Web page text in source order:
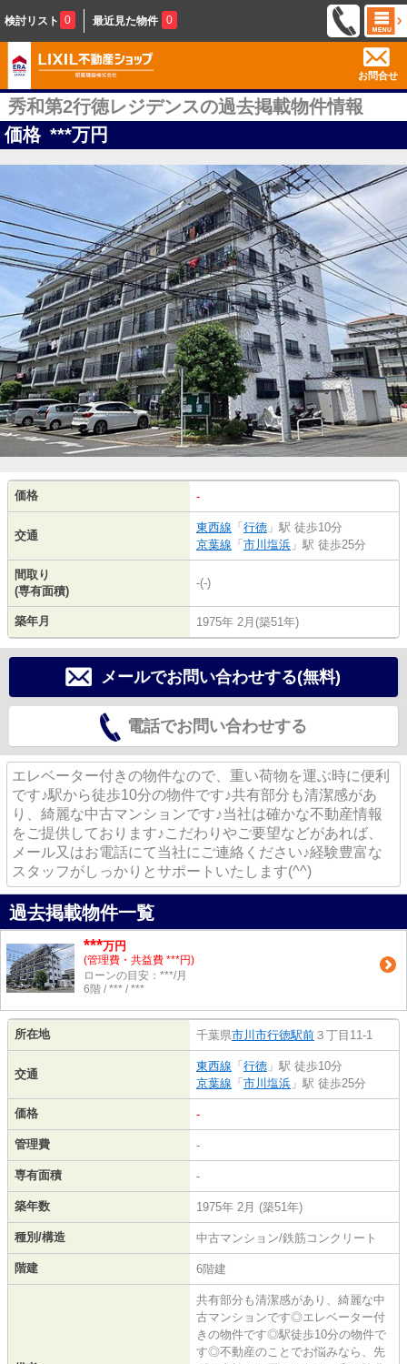
検討リスト 0 最近見た物件 0
お問合せ
秀和第2行徳レジデンスの過去掲載物件情報
価格 ***万円
価格 -
交通
東西線 「 行徳 」駅 徒歩10分
京葉線 「 市川塩浜 」駅 徒歩25分
間取り
(専有面積)
-(-)
築年月 1975年 2月(築51年)
メールでお問い合わせする(無料)
電話でお問い合わせする
エレベーター付きの物件なので、重い荷物を運ぶ時に便利
です♪駅から徒歩10分の物件です♪共有部分も清潔感があ
り、綺麗な中古マンションです♪当社は確かな不動産情報
をご提供しております♪こだわりやご要望などがあれば、
メール又はお電話にて当社にご連絡ください♪経験豊富な
スタッフがしっかりとサポートいたします(^^)
過去掲載物件一覧
***万円
(管理費・共益費 ***円)
ローンの目安：***/月
6階 / *** / ***
所在地 千葉県市川市行徳駅前 ３丁目11-1
交通
東西線 「 行徳 」駅 徒歩10分
京葉線 「 市川塩浜 」駅 徒歩25分
価格 -
管理費 -
専有面積 -
築年数 1975年 2月 (築51年)
種別/構造 中古マンション/鉄筋コンクリート
階建 6階建
共有部分も清潔感があり、綺麗な中
古マンションです◎エレベーター付
きの物件です◎駅徒歩10分の物件で
す◎不動産のことでお悩みなら、先